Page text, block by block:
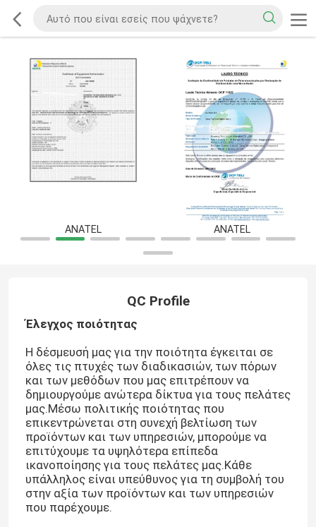
ANATEL ANATEL
QC Profile
Έλεγχος ποιότητας
Η δέσμευσή μας για την ποιότητα έγκειται σε
όλες τις πτυχές των διαδικασιών, των πόρων
και των μεθόδων που μας επιτρέπουν να
δημιουργούμε ανώτερα δίκτυα για τους πελάτες
μας.Μέσω πολιτικής ποιότητας που
επικεντρώνεται στη συνεχή βελτίωση των
προϊόντων και των υπηρεσιών, μπορούμε να
επιτύχουμε τα υψηλότερα επίπεδα
ικανοποίησης για τους πελάτες μας.Κάθε
υπάλληλος είναι υπεύθυνος για τη συμβολή του
στην αξία των προϊόντων και των υπηρεσιών
που παρέχουμε.